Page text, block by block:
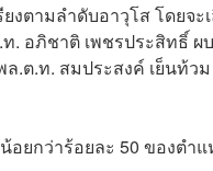
งตามลำดับอาวุโส โดยจ
. อภิชาติ เพชรประสิทธิ์
ต.ท. สมประสงค์ เย็นท้ว
ยกว่าร้อยละ 50 ของตำ